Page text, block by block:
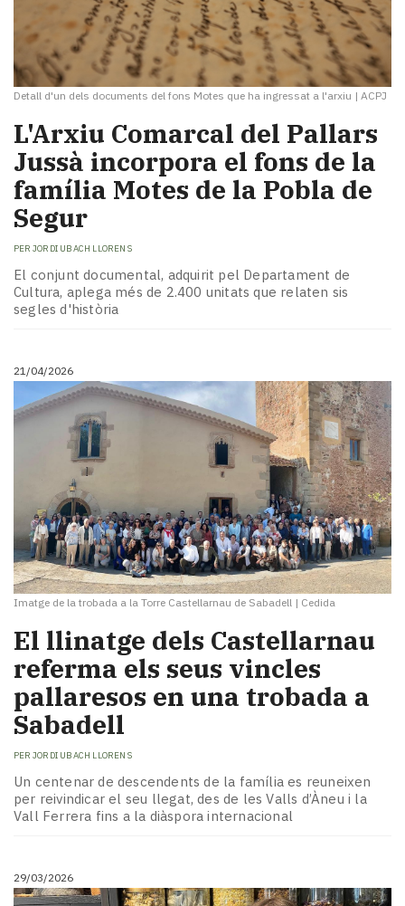
Detall d'un dels documents del fons Motes que ha ingressat a l'arxiu | ACPJ
L'Arxiu Comarcal del Pallars
Jussà incorpora el fons de la
família Motes de la Pobla de
Segur
PER JORDI UBACH LLORENS
El conjunt documental, adquirit pel Departament de
Cultura, aplega més de 2.400 unitats que relaten sis
segles d'història
21/04/2026
Imatge de la trobada a la Torre Castellarnau de Sabadell | Cedida
El llinatge dels Castellarnau
referma els seus vincles
pallaresos en una trobada a
Sabadell
PER JORDI UBACH LLORENS
Un centenar de descendents de la família es reuneixen
per reivindicar el seu llegat, des de les Valls d’Àneu i la
Vall Ferrera fins a la diàspora internacional
29/03/2026